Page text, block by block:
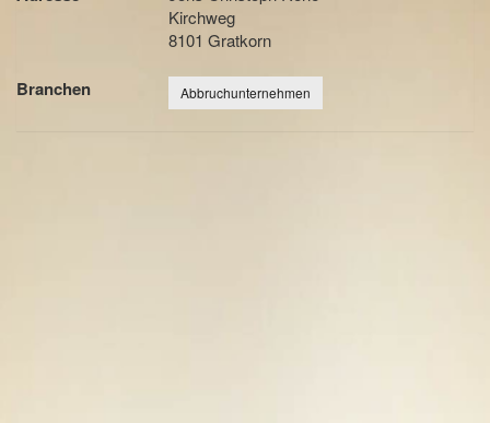
Kirchweg
8101 Gratkorn
Branchen Abbruchunternehmen